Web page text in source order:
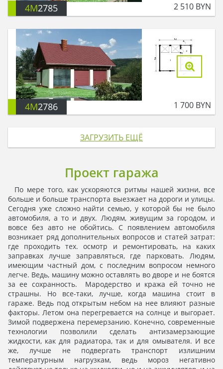
4M2785 2 510 BYN
4M2786 1 700 BYN
ЗАГРУЗИТЬ ЕЩЁ
Проект гаража
По мере того, как ускоряются ритмы нашей жизни, все
больше и больше транспорта выезжает на дороги и улицы.
Сегодня уже сложно найти семью, у которой бы не было
автомобиля, а то и двух. Людям, живущим за городом, и
вовсе без авто не обойтись. С появлением автомобиля
возникает ряд дополнительных вопросов и статей затрат:
где проходить тех. осмотр и ремонтировать, на каких
заправках лучше заправляться, где парковать. Людям,
имеющим частный дом, с последним вопросом немного
легче. Ведь, машину можно оставлять во дворе и не боятся
за ее сохранность. Мародерство и кража ей точно не
страшны. Но все-таки, лучше, когда машина стоит в
гараже. Ведь под открытым небом на нее влияют разные
факторы. Летом она перегревается на солнце и выгорает.
Зимой подвержена перемерзанию. Конечно, современные
технологии позволили сделать антизамерзающие
жидкости, как для радиатора, так и для омывателя. И все
же, лучше не подвергать транспорт излишним
температурным нагрузкам, ведь мороз негативно